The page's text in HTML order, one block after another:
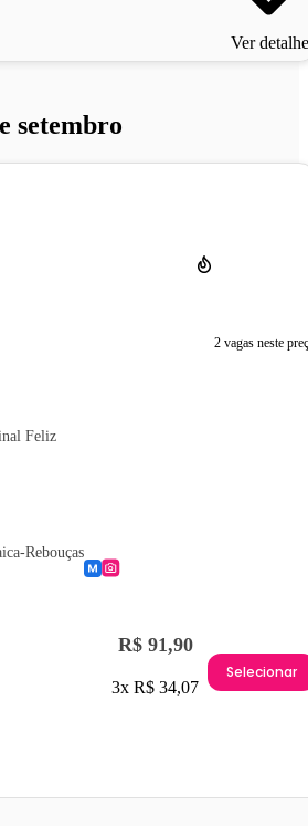
Ver
setembro
2 vagas neste
Feliz
Rebouças
R$ 91,90
3x R$ 34,07
Selecionar